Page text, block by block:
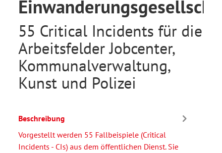
55 Critical Incidents für die
Arbeitsfelder Jobcenter,
Kommunalverwaltung,
Kunst und Polizei
Beschreibung
Vorgestellt werden 55 Fallbeispiele (Critical
Incidents - CIs) aus dem öffentlichen Dienst. Sie